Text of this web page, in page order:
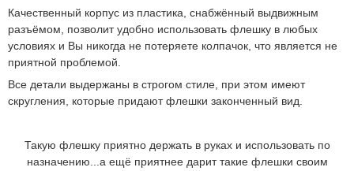
Качественный корпус из пластика, снабжённый выдвижным
разъёмом, позволит удобно использовать флешку в любых
условиях и Вы никогда не потеряете колпачок, что является не
приятной проблемой.
Все детали выдержаны в строгом стиле, при этом имеют
скругления, которые придают флешки законченный вид.
Такую флешку приятно держать в руках и использовать по
назначению...а ещё приятнее дарит такие флешки своим